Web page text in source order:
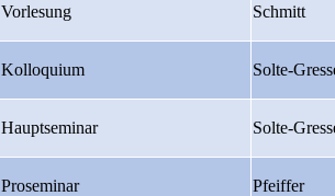
Vorlesung Schmitt
Kolloquium Solte-
Hauptseminar Solte-
Proseminar Pfeiffer